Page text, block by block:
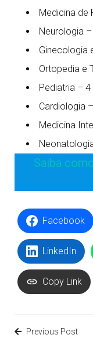
Medicina de
Neurologia
Ginecologia
Ortopedia e
Pediatria – 4
Cardiologia
Medicina
Saiba
Facebook
LinkedIn
Copy Link
Previous Post